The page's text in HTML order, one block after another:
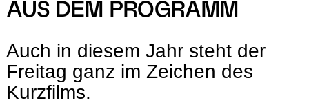
AUS DEM PROGRAMM
Auch in diesem Jahr steht der
Freitag ganz im Zeichen des
Kurzfilms.